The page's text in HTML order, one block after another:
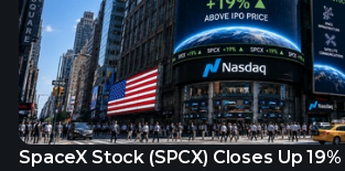
SpaceX Stock (SPCX) Closes Up